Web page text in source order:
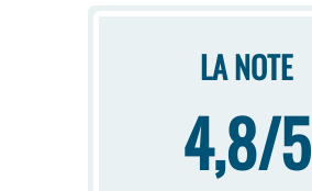
LA NOTE
4,8/5